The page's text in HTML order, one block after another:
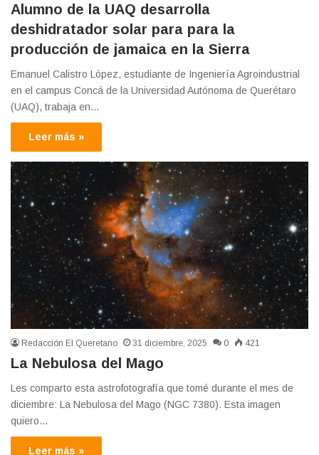
Alumno de la UAQ desarrolla
deshidratador solar para para la
producción de jamaica en la Sierra
Emanuel Calistro López, estudiante de Ingeniería Agroindustrial
en el campus Concá de la Universidad Autónoma de Querétaro
(UAQ), trabaja en…
Leer más »
Redacción El Queretano 31 diciembre, 2025 0 421
La Nebulosa del Mago
Les comparto esta astrofotografía que tomé durante el mes de
diciembre: La Nebulosa del Mago (NGC 7380). Esta imagen
quiero…
Leer más »